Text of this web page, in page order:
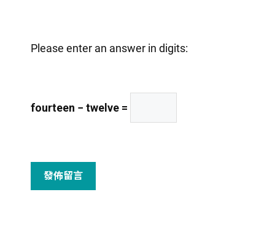
Please enter an answer in digits:
fourteen − twelve =